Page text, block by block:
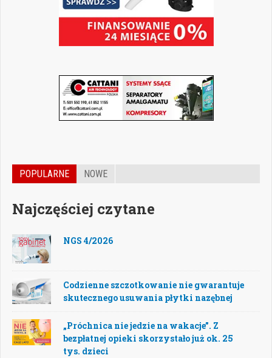
POPULARNE NOWE
Najczęściej czytane
NGS 4/2026
Codzienne szczotkowanie nie gwarantuje
skutecznego usuwania płytki nazębnej
„Próchnica nie jedzie na wakacje”. Z
bezpłatnej opieki skorzystało już ok. 25
tys. dzieci